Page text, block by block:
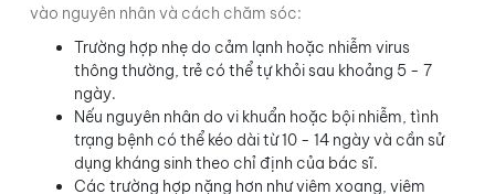
vào nguyên nhân và cách chăm sóc:
Trường hợp nhẹ do cảm lạnh hoặc nhiễm virus
thông thường, trẻ có thể tự khỏi sau khoảng 5 - 7
ngày.
Nếu nguyên nhân do vi khuẩn hoặc bội nhiễm, tình
trạng bệnh có thể kéo dài từ 10 - 14 ngày và cần sử
dụng kháng sinh theo chỉ định của bác sĩ.
Các trường hợp nặng hơn như viêm xoang, viêm